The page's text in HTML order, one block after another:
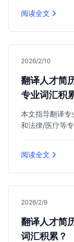
阅读全文
2026/2/10
翻译人才简
专业词汇积
本文指导翻译专
和法律/医疗等
阅读全文
2026/2/9
翻译人才简
词汇积累？